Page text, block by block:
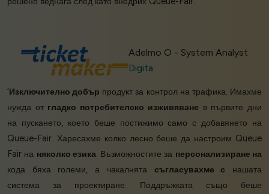
Adelmo O - System Analyst
Digita
‘Изключително добър продукт за контрол на трафика. Имахме
нужда от гладко потребителско изживяване в първите дни
на пускането, което беше постижимо само с добавянето на
Queue-Fair. Харесахме колко лесно беше да настроим Queue
Fair на няколко езика. Възможностите за персонализиране на
кода бяха големи, а чакалнята съгласувахме с нашата
система за проектиране. Поддръжката също беше